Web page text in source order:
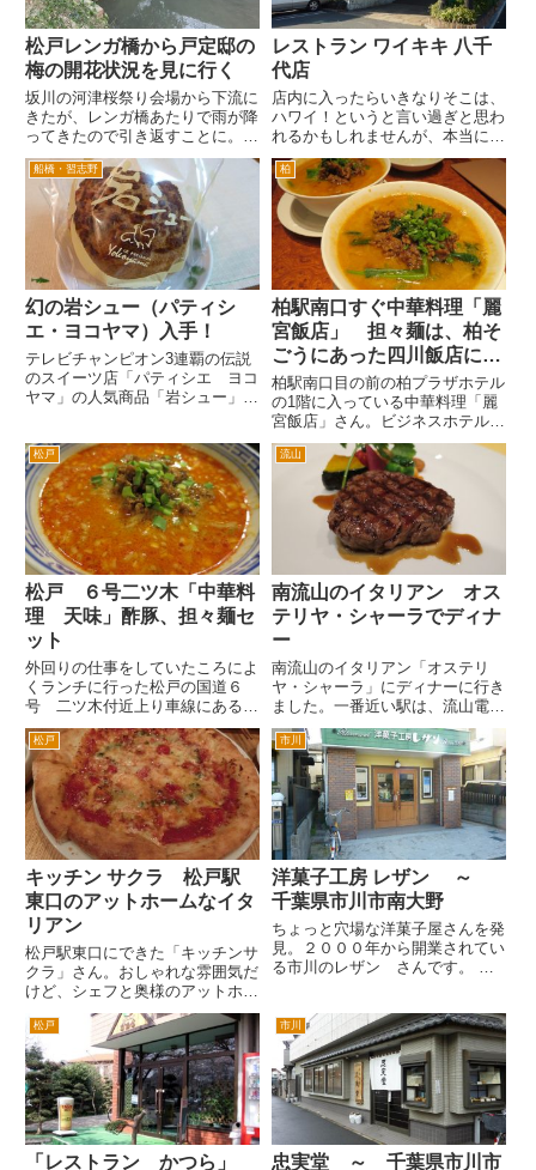
松戸レンガ橋から戸定邸の
梅の開花状況を見に行く
坂川の河津桜祭り会場から下流に
きたが、レンガ橋あたりで雨が降
ってきたので引き返すことに。
坂川で見られる魚。フナや鯉、ウ
グイなど。小学生のころ江戸川に
釣りにきた。同級生のリールにか
かったのは、うなぎだった。 当
時は、鯉やレンギョ、ハゼなん
レストラン ワイキキ 八千
代店
店内に入ったらいきなりそこは、
ハワイ！というと言い過ぎと思わ
れるかもしれませんが、本当にハ
ワイのワイキキにきたような雰囲
気の演出が、すばらしいレストラ
ンWAIKIKI八千代店さんです。
柏方面からだと国道16号線を千
葉方面へ。白井、小室を過...
船橋・習志野
幻の岩シュー（パティシ
エ・ヨコヤマ）入手！
テレビチャンピオン3連覇の伝説
のスイーツ店「パティシエ ヨコ
ヤマ」の人気商品「岩シュー」を
中には、完売してしまうという限
定のシュークリームです。 なら
ば午前中に行けばよいだろうと
い...
柏
柏駅南口すぐ中華料理「麗
宮飯店」 担々麺は、柏そ
ごうにあった四川飯店に近
い味
柏駅南口目の前の柏プラザホテル
の1階に入っている中華料理「麗
宮飯店」さん。ビジネスホテルな
んですが、中華料理は本格的で
す。 前の会社の時に宴会で利
用したことも何度かあったんです
が、宴会は中地下のフロアが宴会
場フロアになっています。 ビ
松戸
松戸 ６号二ツ木「中華料
理 天味」酢豚、担々麺セ
ット
外回りの仕事をしていたころによ
くランチに行った松戸の国道６
号 二ツ木付近上り車線にある中
華料理「天味」さんに夜、行きま
した。 天味さんのランチは、お
いしいし、ボリュームもあって、
お手頃価格で本格中華が食べられ
るのが魅力ですが、夜もセットが
あ...
流山
南流山のイタリアン オス
テリヤ・シャーラでディナ
ー
南流山のイタリアン「オステリ
ヤ・シャーラ」にディナーに行き
ました。一番近い駅は、流山電鉄
の鰭ケ崎駅です。宮園のマルエツ
の隣付近です。 北小金の本土
寺の前の通りを流山方面に車で3
分程度でもあります。 レンガ
風のおしゃれな外観です。駐車場
は...
松戸
キッチン サクラ 松戸駅
東口のアットホームなイタ
リアン
松戸駅東口にできた「キッチンサ
クラ」さん。おしゃれな雰囲気だ
けど、シェフと奥様のアットホー
ムな雰囲気のイタリアンです。
場所は、昔のタクギンがあったあ
たり(^_^;)と言ってわかる人は、
同世代以上ですね。昔北海道拓殖
銀行があったビルの並びな...
市川
洋菓子工房 レザン ～
千葉県市川市南大野
ちょっと穴場な洋菓子屋さんを発
見。２０００年から開業されてい
る市川のレザン さんです。 市
（バーミヤンとかオリンピック
が、ある付近）の一本裏手の道路
沿いにあります。 地元の人じゃ
ない...
松戸
「レストラン かつら」
市川
忠実堂 ～ 千葉県市川市